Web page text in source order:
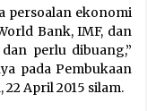
persoalan ekonomi
Bank, IMF, dan
perlu dibuang,”
pada Pembukaan
April 2015 silam.